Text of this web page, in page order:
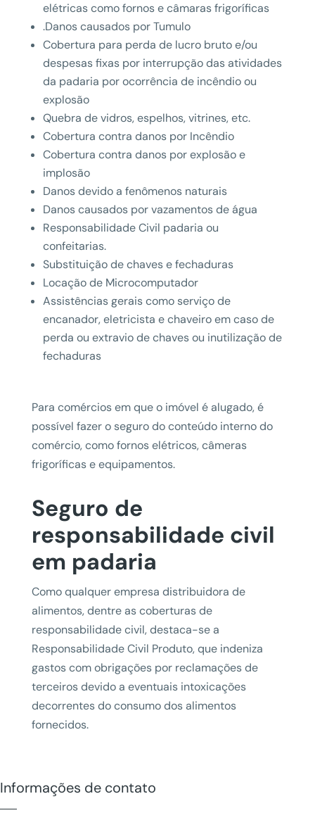
elétricas como fornos e câmaras frigoríficas
.Danos causados por Tumulo
Cobertura para perda de lucro bruto e/ou
despesas fixas por interrupção das atividades
da padaria por ocorrência de incêndio ou
explosão
Quebra de vidros, espelhos, vitrines, etc.
Cobertura contra danos por Incêndio
Cobertura contra danos por explosão e
implosão
Danos devido a fenômenos naturais
Danos causados por vazamentos de água
Responsabilidade Civil padaria ou
confeitarias.
Substituição de chaves e fechaduras
Locação de Microcomputador
Assistências gerais como serviço de
encanador, eletricista e chaveiro em caso de
perda ou extravio de chaves ou inutilização de
fechaduras
Para comércios em que o imóvel é alugado, é
possível fazer o seguro do conteúdo interno do
comércio, como fornos elétricos, câmeras
frigoríficas e equipamentos.
Seguro de
responsabilidade civil
em padaria
Como qualquer empresa distribuidora de
alimentos, dentre as coberturas de
responsabilidade civil, destaca-se a
Responsabilidade Civil Produto, que indeniza
gastos com obrigações por reclamações de
terceiros devido a eventuais intoxicações
decorrentes do consumo dos alimentos
fornecidos.
Informações de contato